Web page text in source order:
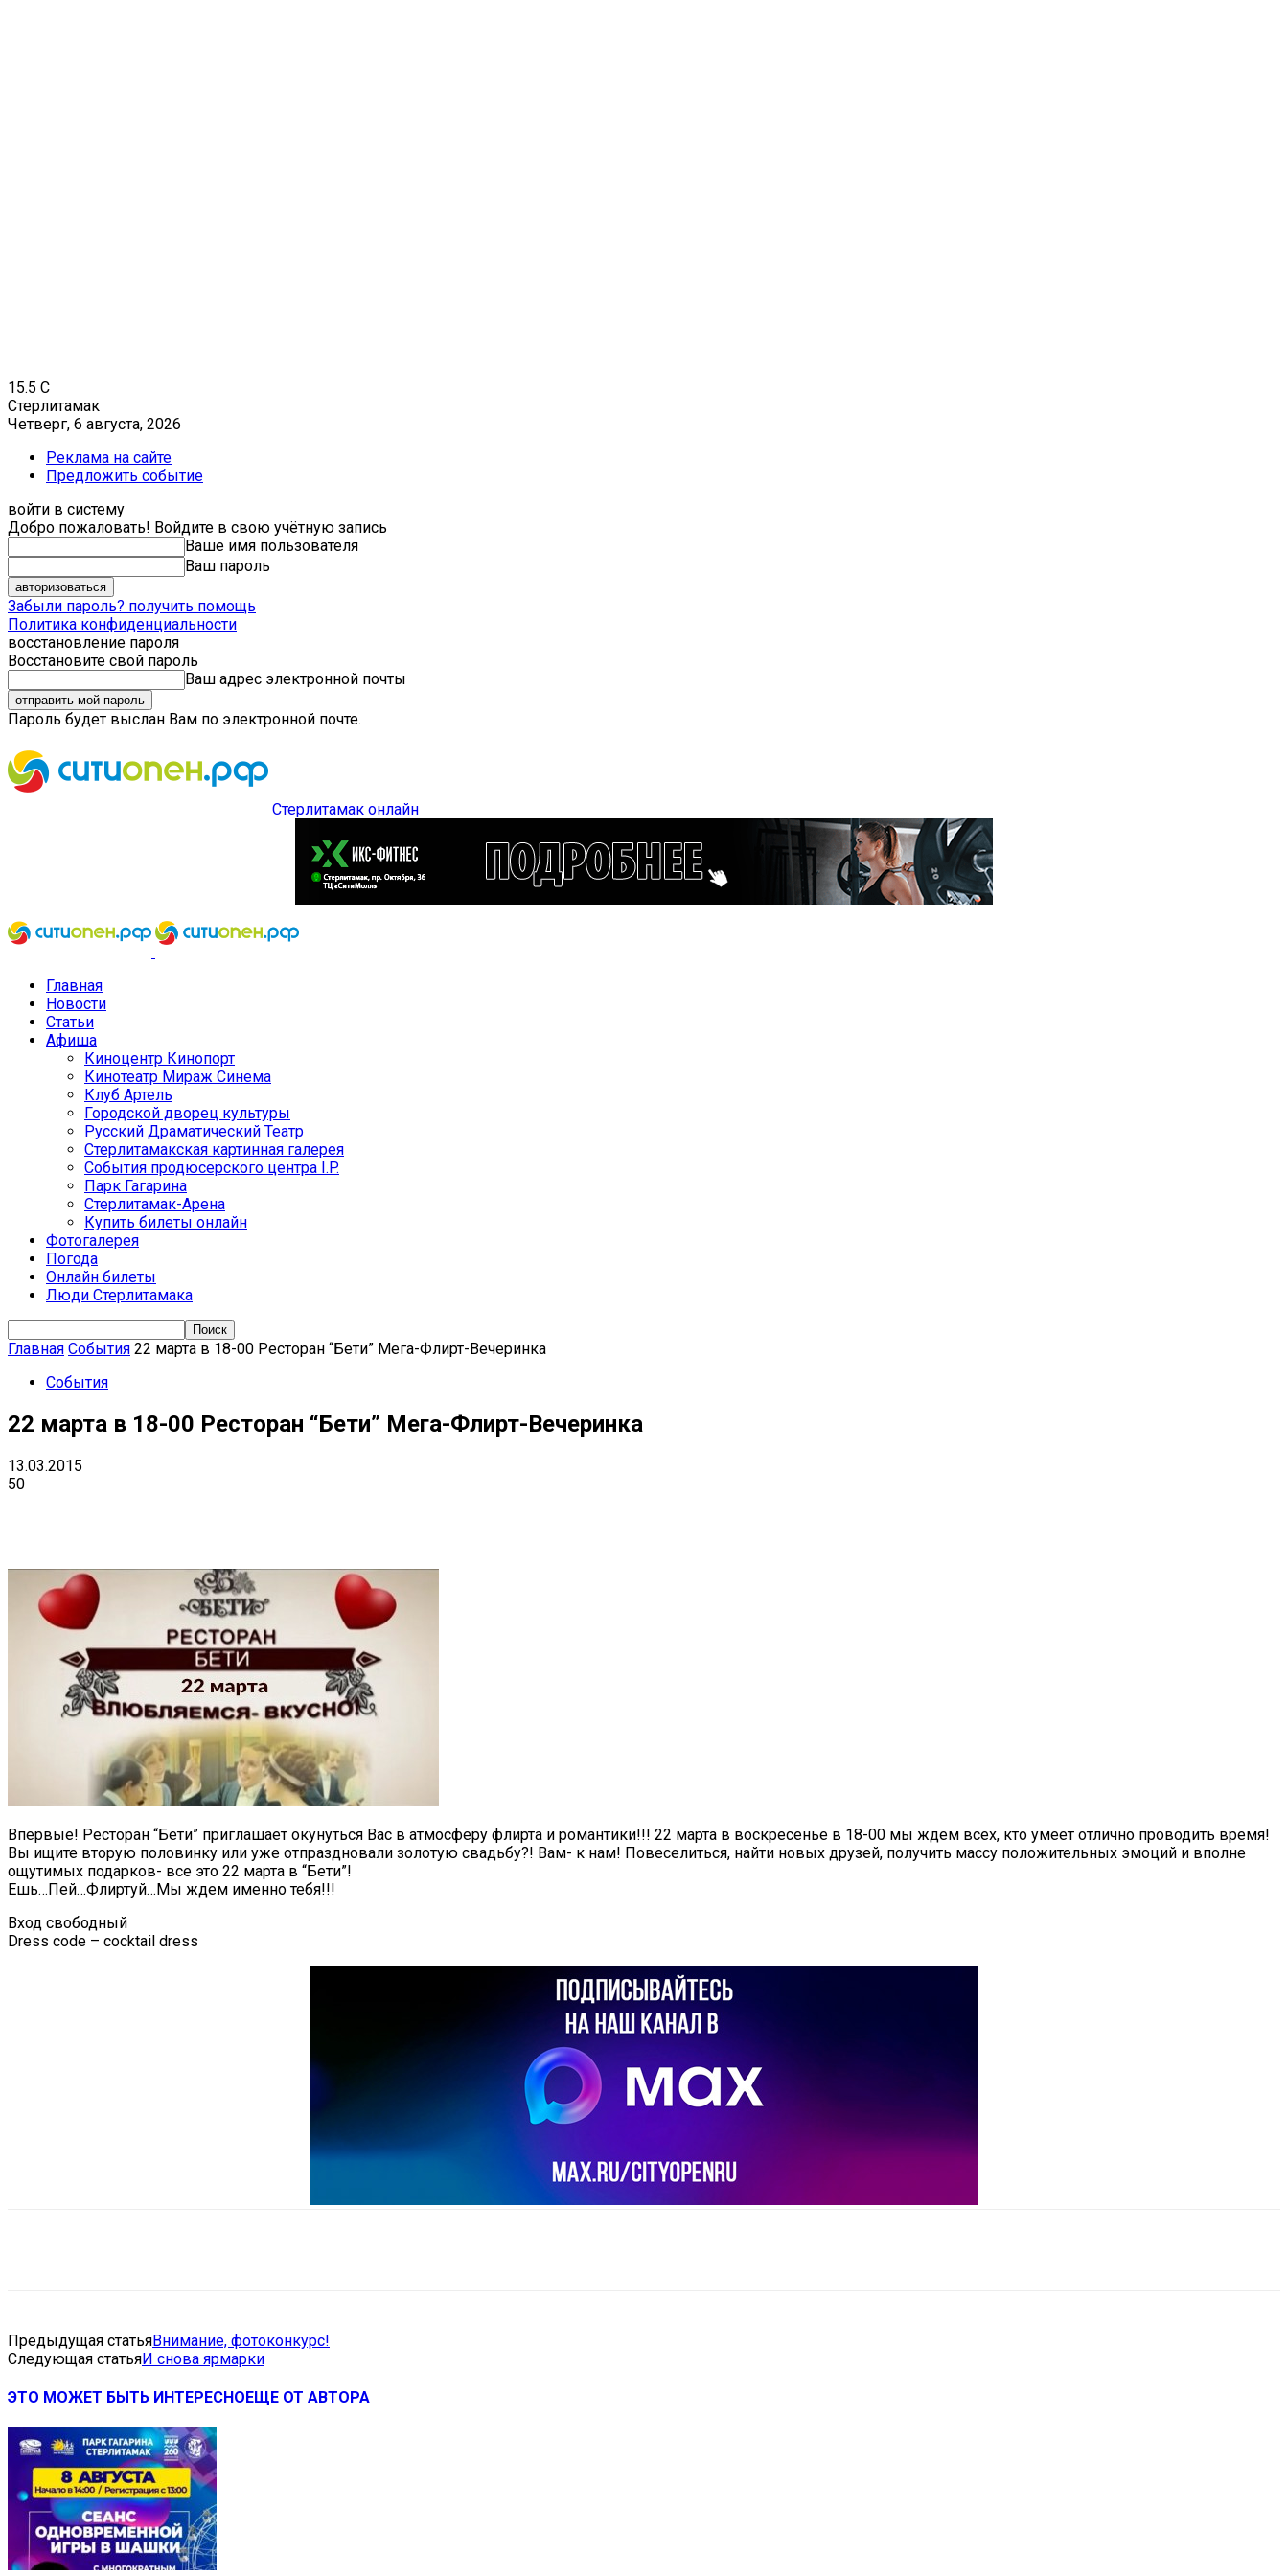
15.5 C
Стерлитамак
Четверг, 6 августа, 2026
Реклама на сайте
Предложить событие
войти в систему
Добро пожаловать! Войдите в свою учётную запись
Ваше имя пользователя
Ваш пароль
Забыли пароль? получить помощь
Политика конфиденциальности
восстановление пароля
Восстановите свой пароль
Ваш адрес электронной почты
Пароль будет выслан Вам по электронной почте.
Стерлитамак онлайн
Главная
Новости
Статьи
Афиша
Киноцентр Кинопорт
Кинотеатр Мираж Синема
Клуб Артель
Городской дворец культуры
Русский Драматический Театр
Стерлитамакская картинная галерея
События продюсерского центра I.P.
Парк Гагарина
Стерлитамак-Арена
Купить билеты онлайн
Фотогалерея
Погода
Онлайн билеты
Люди Стерлитамака
Главная События 22 марта в 18-00 Ресторан “Бети” Мега-Флирт-Вечеринка
События
22 марта в 18-00 Ресторан “Бети” Мега-Флирт-Вечеринка
13.03.2015
50
Впервые! Ресторан “Бети” приглашает окунуться Вас в атмосферу флирта и романтики!!! 22 марта в воскресенье в 18-00 мы ждем всех, кто умеет отлично проводить время!
Вы ищите вторую половинку или уже отпраздновали золотую свадьбу?! Вам- к нам! Повеселиться, найти новых друзей, получить массу положительных эмоций и вполне
ощутимых подарков- все это 22 марта в “Бети”!
Ешь…Пей…Флиртуй…Мы ждем именно тебя!!!
Вход свободный
Dress code – cocktail dress
Предыдущая статьяВнимание, фотоконкурс!
Следующая статьяИ снова ярмарки
ЭТО МОЖЕТ БЫТЬ ИНТЕРЕСНОЕЩЕ ОТ АВТОРА